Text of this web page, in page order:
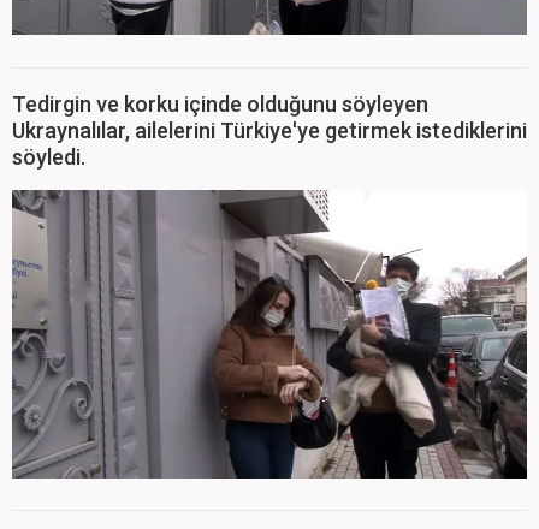
Tedirgin ve korku içinde olduğunu söyleyen
Ukraynalılar, ailelerini Türkiye'ye getirmek istediklerini
söyledi.